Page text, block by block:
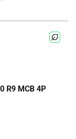
R9 MCB 4P